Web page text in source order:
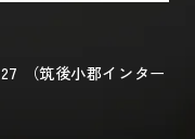
（筑後小郡インター